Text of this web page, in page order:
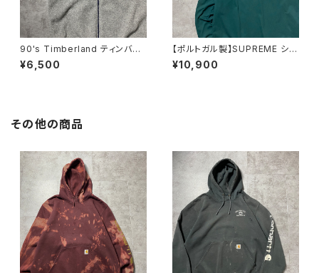
90's Timberland ティンバー
ランド 刺繍ワンポイント グレ
ー フリースベスト
¥6,500
【ポルトガル製】SUPREME シュ
プリーム 刺繍ワンポイント
グリーン Tシャツ ロンT
¥10,900
その他の商品